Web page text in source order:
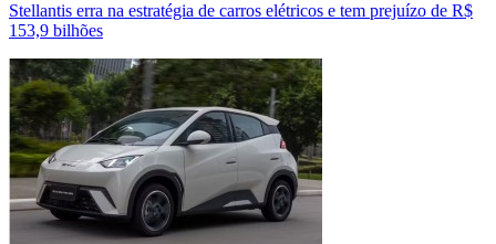
Stellantis erra na estratégia de carros elétricos e tem prejuízo de R$
153,9 bilhões